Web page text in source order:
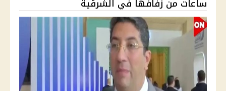
ساعات من زفافها في الشرقية